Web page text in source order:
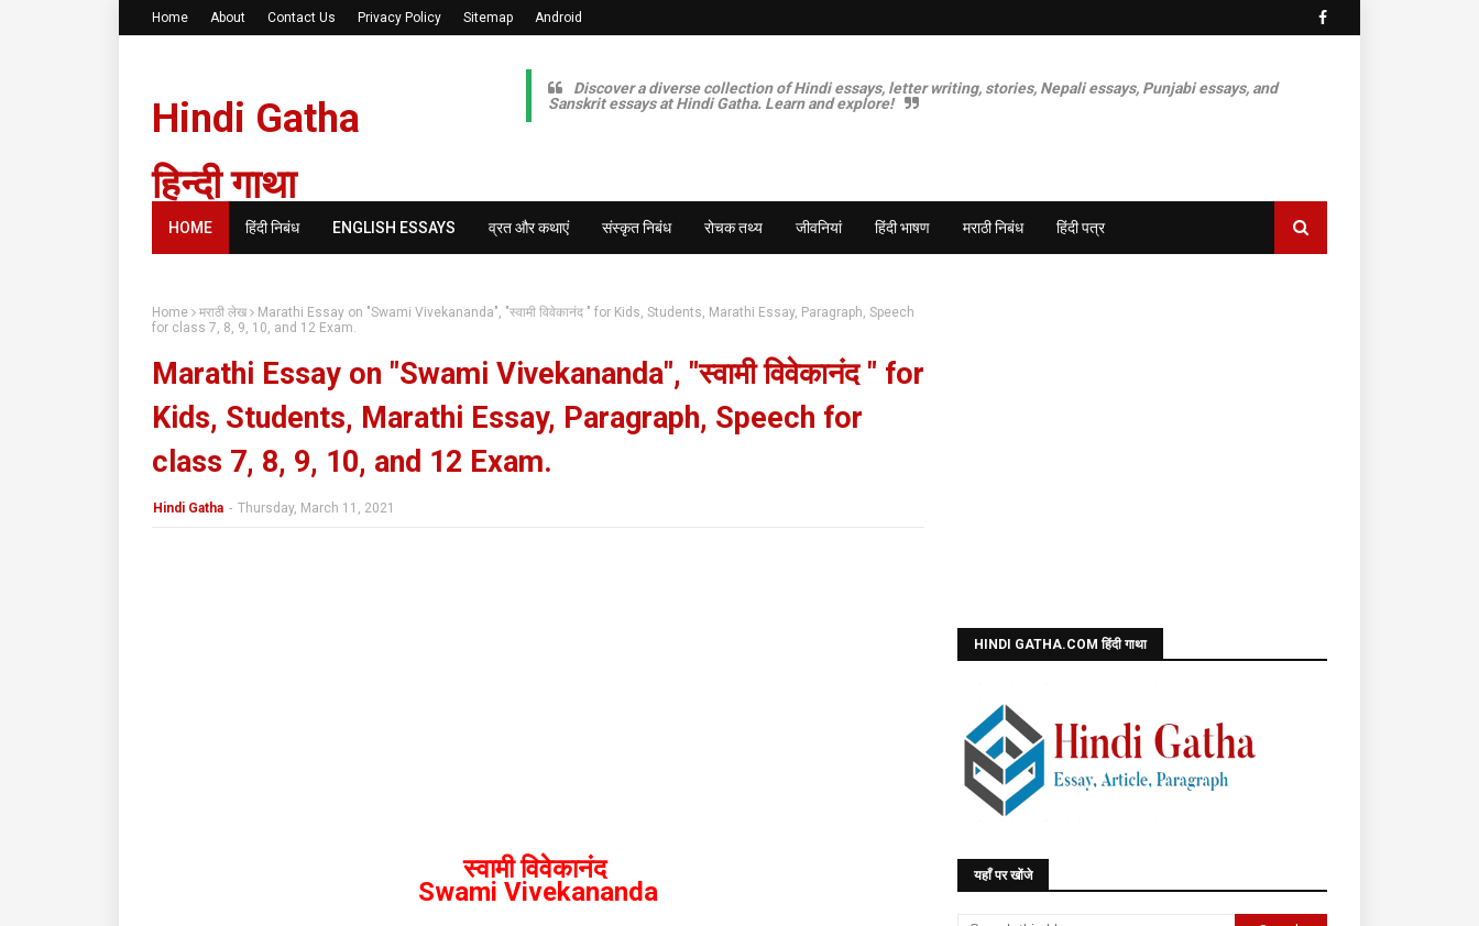
Home About Contact Us Privacy Policy Sitemap Android
Hindi Gatha
हिन्दी गाथा
Discover a diverse collection of Hindi essays, letter writing, stories, Nepali essays, Punjabi essays, and
Sanskrit essays at Hindi Gatha. Learn and explore!
HOME हिंदी निबंध ENGLISH ESSAYS व्रत और कथाएं संस्कृत निबंध रोचक तथ्य जीवनियां हिंदी भाषण मराठी निबंध हिंदी पत्र
Home मराठी लेख
Marathi Essay on "Swami Vivekananda", "स्वामी विवेकानंद " for Kids, Students, Marathi Essay, Paragraph, Speech
for class 7, 8, 9, 10, and 12 Exam.
Marathi Essay on "Swami Vivekananda", "स्वामी विवेकानंद " for
Kids, Students, Marathi Essay, Paragraph, Speech for
class 7, 8, 9, 10, and 12 Exam.
Hindi Gatha - Thursday, March 11, 2021
स्वामी विवेकानंद
Swami Vivekananda
HINDI GATHA.COM हिंदी गाथा
यहाँ पर खोंजे